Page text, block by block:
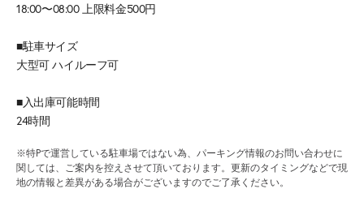
18:00〜08:00 上限料金500円
■駐車サイズ
大型可 ハイルーフ可
■入出庫可能時間
24時間
※特Pで運営している駐車場ではない為、パーキング情報のお問い合わせに
関しては、ご案内を控えさせて頂いております。更新のタイミングなどで現
地の情報と差異がある場合がございますのでご了承ください。